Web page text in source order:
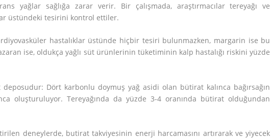
yağlar sağlığa zarar verir. Bir çalışmada, araştırmacılar tereyağı ve
üstündeki tesirini kontrol ettiler.
hastalıklar üstünde hiçbir tesiri bulunmazken, margarin ise bu
ise, oldukça yağlı süt ürünlerinin tüketiminin kalp hastalığı riskini yüzde
Dört karbonlu doymuş yağ asidi olan bütirat kalınca bağırsağın
oluşturuluyor. Tereyağında da yüzde 3-4 oranında bütirat olduğundan
deneylerde, butirat takviyesinin enerji harcamasını artırarak ve yiyecek